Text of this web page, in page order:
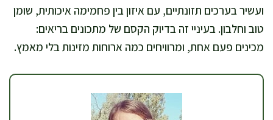
ועשיר בערכים תזונתיים, עם איזון בין פחמימה איכותית, שומן
טוב וחלבון. בעיניי זה בדיוק הקסם של מתכונים בריאים:
מכינים פעם אחת, ומרוויחים כמה ארוחות מזינות בלי מאמץ.